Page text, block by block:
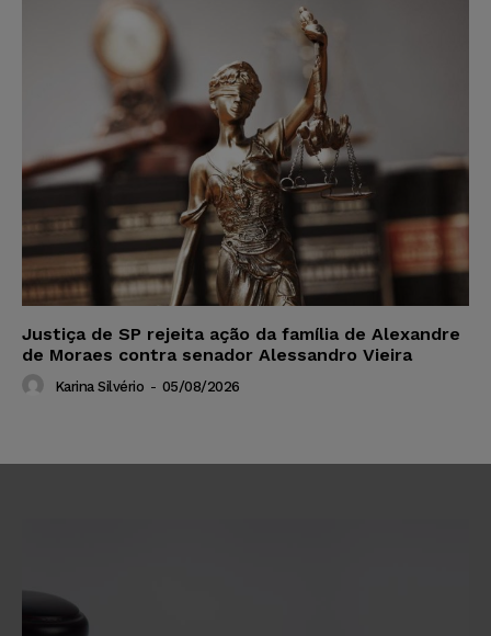
Justiça de SP rejeita ação da família de Alexandre
de Moraes contra senador Alessandro Vieira
Karina Silvério - 05/08/2026